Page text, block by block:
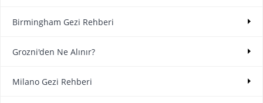
Birmingham Gezi Rehberi
Grozni'den Ne Alınır?
Milano Gezi Rehberi